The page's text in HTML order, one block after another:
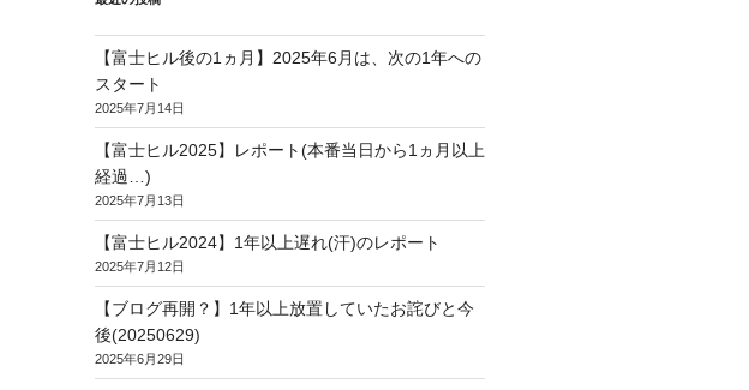
【富士ヒル後の1ヵ月】2025年6月は、次の1年への
スタート
2025年7月14日
【富士ヒル2025】レポート(本番当日から1ヵ月以上
経過…)
2025年7月13日
【富士ヒル2024】1年以上遅れ(汗)のレポート
2025年7月12日
【ブログ再開？】1年以上放置していたお詫びと今
後(20250629)
2025年6月29日